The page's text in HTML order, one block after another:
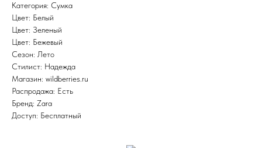
Категория: Сумка
Цвет: Белый
Цвет: Зеленый
Цвет: Бежевый
Сезон: Лето
Стилист: Надежда
Магазин: wildberries.ru
Распродажа: Есть
Бренд: Zara
Доступ: Бесплатный